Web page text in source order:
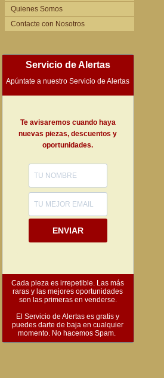
Quienes Somos
Contacte con Nosotros
Servicio de Alertas
Apúntate a nuestro Servicio de Alertas
Te avisaremos cuando haya
nuevas piezas, descuentos y
oportunidades.
ENVIAR
Cada pieza es irrepetible. Las más
raras y las mejores oportunidades
son las primeras en venderse.
El Servicio de Alertas es gratis y
puedes darte de baja en cualquier
momento. No hacemos Spam.